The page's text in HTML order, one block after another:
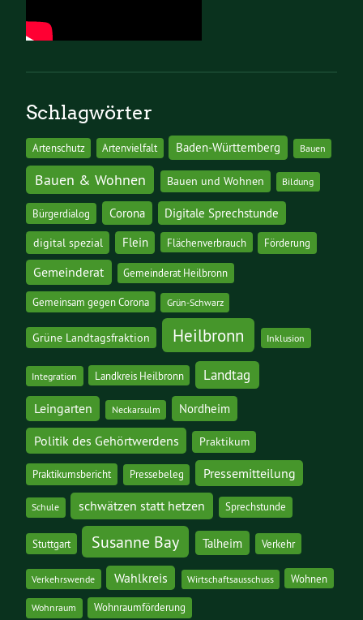
Schlagwörter
Artenschutz Artenvielfalt Baden-Württemberg Bauen
Bauen & Wohnen Bauen und Wohnen Bildung
Bürgerdialog Corona Digitale Sprechstunde
digital spezial Flein Flächenverbrauch Förderung
Gemeinderat Gemeinderat Heilbronn
Gemeinsam gegen Corona Grün-Schwarz
Grüne Landtagsfraktion Heilbronn Inklusion
Integration Landkreis Heilbronn Landtag
Leingarten Neckarsulm Nordheim
Politik des Gehörtwerdens Praktikum
Praktikumsbericht Pressebeleg Pressemitteilung
Schule schwätzen statt hetzen Sprechstunde
Stuttgart Susanne Bay Talheim Verkehr
Verkehrswende Wahlkreis Wirtschaftsausschuss Wohnen
Wohnraum Wohnraumförderung